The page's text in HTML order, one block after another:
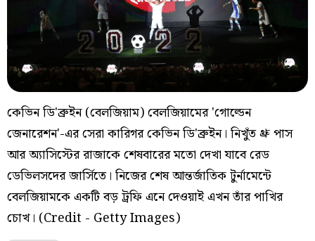
কেভিন ডি'ব্রুইন (বেলজিয়াম) বেলজিয়ামের 'গোল্ডেন
জেনারেশন'-এর সেরা কারিগর কেভিন ডি'ব্রুইন। নিখুঁত থ্রু পাস
আর অ্যাসিস্টের রাজাকে শেষবারের মতো দেখা যাবে রেড
ডেভিলসদের জার্সিতে। নিজের শেষ আন্তর্জাতিক টুর্নামেন্টে
বেলজিয়ামকে একটি বড় ট্রফি এনে দেওয়াই এখন তাঁর পাখির
চোখ। (Credit - Getty Images)